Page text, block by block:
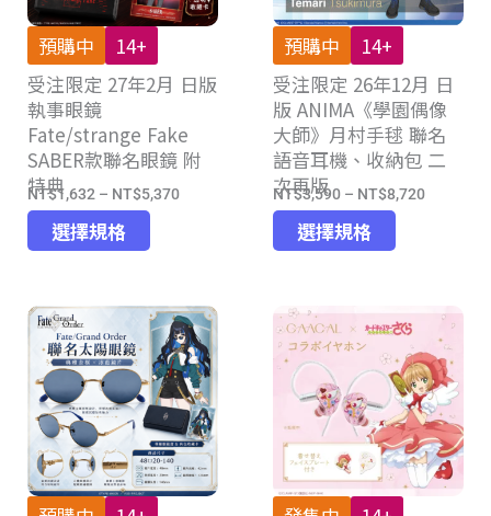
產
頁
選
擇
選
項
品
面
選
擇
選
項
預購中
14+
受注限定 27年2月 日版
執事眼鏡
Fate/strange Fake
SABER款聯名眼鏡 附
特典
NT$1,632 – NT$5,370價
NT$1,632
到
NT$5,370
選擇規格
產
有
多
種
款
式。
可
在
產
預購中
14+
受注限定 26年12月 日
版 ANIMA《學園偶像
大師》月村手毬 聯名
語音耳機、收納包 二
次再版
NT$3,590 – NT$8,720價
NT$3,590
到
NT$8,720
選擇規格
產
多
種
款
式。
可
在
產